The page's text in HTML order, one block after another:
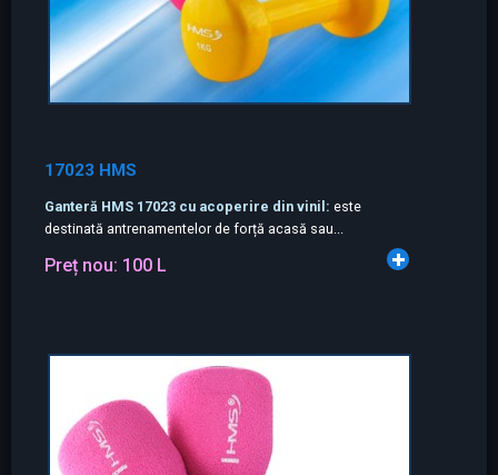
17023 HMS
Ganteră HMS 17023 cu acoperire din vinil: este
destinată antrenamentelor de forță acasă sau...
Preț nou: 100 L